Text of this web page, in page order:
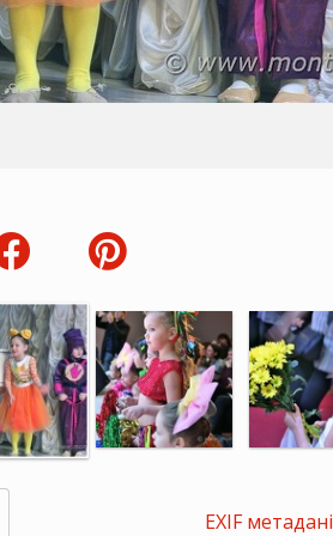
EXIF метадані